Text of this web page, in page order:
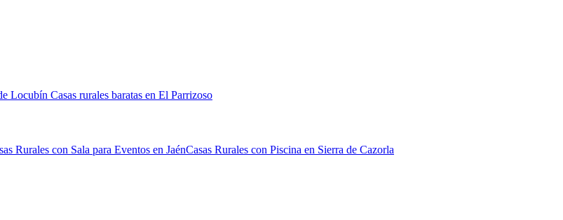
Locubín Casas rurales baratas en El Parrizoso
Rurales con Sala para Eventos en JaénCasas Rurales con Piscina en Sierra de Cazorla